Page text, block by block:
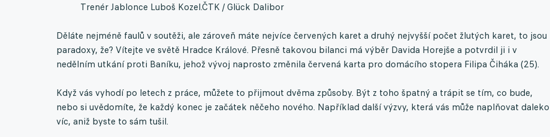
Trenér Jablonce Luboš Kozel.ČTK / Glück Dalibor
Děláte nejméně faulů v soutěži, ale zároveň máte nejvíce červených karet a druhý nejvyšší počet žlutých karet, to jsou
paradoxy, že? Vítejte ve světě Hradce Králové. Přesně takovou bilanci má výběr Davida Horejše a potvrdil ji i v
nedělním utkání proti Baníku, jehož vývoj naprosto změnila červená karta pro domácího stopera Filipa Čiháka (25).
Když vás vyhodí po letech z práce, můžete to přijmout dvěma způsoby. Být z toho špatný a trápit se tím, co bude,
nebo si uvědomíte, že každý konec je začátek něčeho nového. Například další výzvy, která vás může naplňovat daleko
víc, aniž byste to sám tušil.